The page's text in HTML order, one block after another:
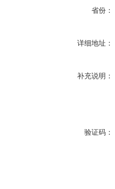
省份：
详细地址：
补充说明：
验证码：